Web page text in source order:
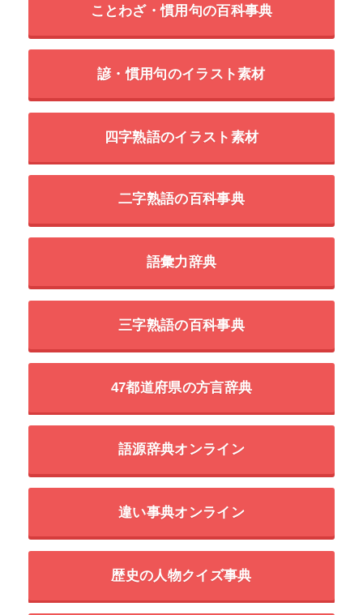
ことわざ・慣用句の百科事典
諺・慣用句のイラスト素材
四字熟語のイラスト素材
二字熟語の百科事典
語彙力辞典
三字熟語の百科事典
47都道府県の方言辞典
語源辞典オンライン
違い事典オンライン
歴史の人物クイズ事典